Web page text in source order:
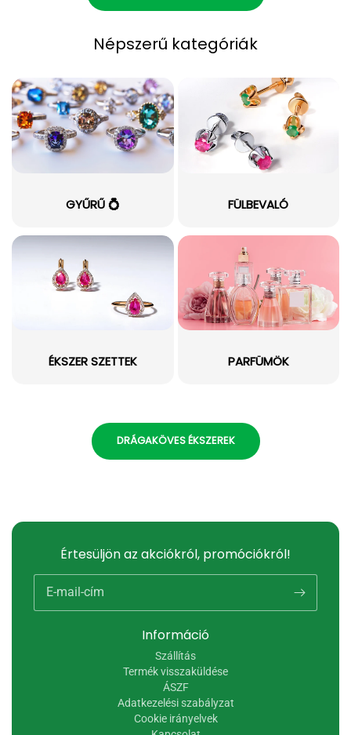
Népszerű kategóriák
GYŰRŰ 💍 FÜLBEVALÓ
ÉKSZER SZETTEK PARFÜMÖK
DRÁGAKÖVES ÉKSZEREK
Információ
Szállítás
Termék visszaküldése
ÁSZF
Adatkezelési szabályzat
Cookie irányelvek
Értesüljön az akciókról, promóciókról!
E-mail-cím